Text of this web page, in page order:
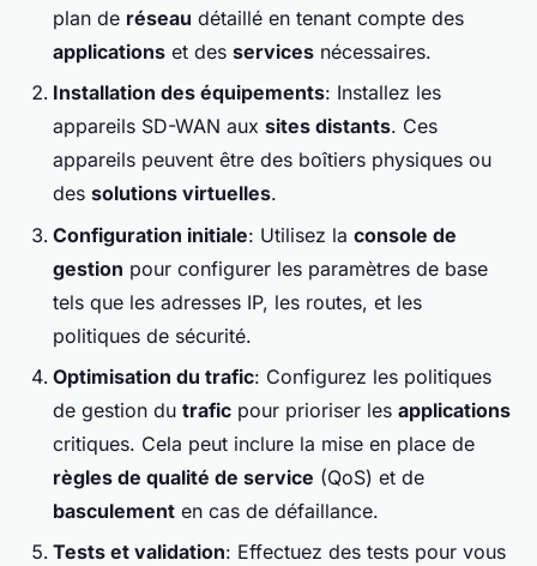
plan de réseau détaillé en tenant compte des
applications et des services nécessaires.
Installation des équipements: Installez les
appareils SD-WAN aux sites distants. Ces
appareils peuvent être des boîtiers physiques ou
des solutions virtuelles.
Configuration initiale: Utilisez la console de
gestion pour configurer les paramètres de base
tels que les adresses IP, les routes, et les
politiques de sécurité.
Optimisation du trafic: Configurez les politiques
de gestion du trafic pour prioriser les applications
critiques. Cela peut inclure la mise en place de
règles de qualité de service (QoS) et de
basculement en cas de défaillance.
Tests et validation: Effectuez des tests pour vous